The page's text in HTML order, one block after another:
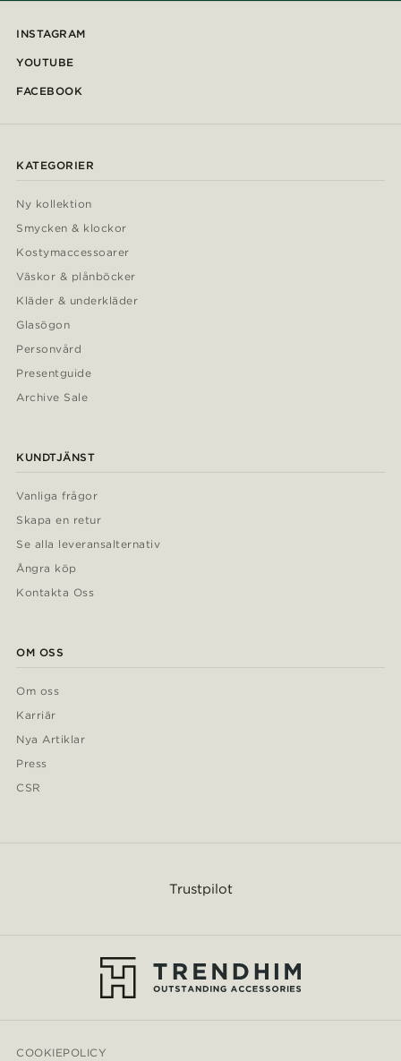
INSTAGRAM
YOUTUBE
FACEBOOK
KATEGORIER
Ny kollektion
Smycken & klockor
Kostymaccessoarer
Väskor & plånböcker
Kläder & underkläder
Glasögon
Personvård
Presentguide
Archive Sale
KUNDTJÄNST
Vanliga frågor
Skapa en retur
Se alla leveransalternativ
Ångra köp
Kontakta Oss
OM OSS
Om oss
Karriär
Nya Artiklar
Press
CSR
Trustpilot
COOKIEPOLICY